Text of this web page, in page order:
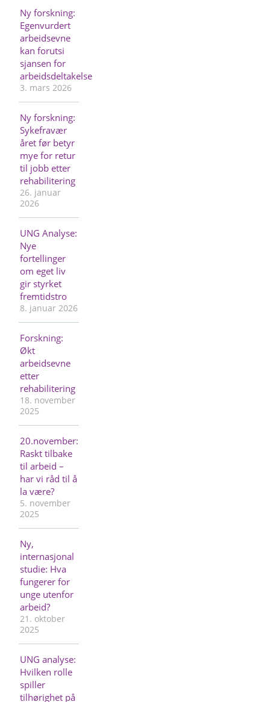
Ny forskning:
Egenvurdert
arbeidsevne
kan forutsi
sjansen for
arbeidsdeltakelse
3. mars 2026
Ny forskning:
Sykefravær
året før betyr
mye for retur
til jobb etter
rehabilitering
26. januar
2026
UNG Analyse:
Nye
fortellinger
om eget liv
gir styrket
fremtidstro
8. januar 2026
Forskning:
Økt
arbeidsevne
etter
rehabilitering
18. november
2025
20.november:
Raskt tilbake
til arbeid –
har vi råd til å
la være?
5. november
2025
Ny,
internasjonal
studie: Hva
fungerer for
unge utenfor
arbeid?
21. oktober
2025
UNG analyse:
Hvilken rolle
spiller
tilhørighet på